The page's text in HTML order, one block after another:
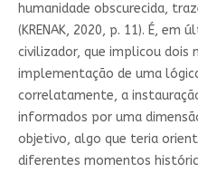
humanidade obscurecida,
(KRENAK, 2020, p. 11). É, em
civilizador, que implicou dois
implementação de uma
correlatamente, a
informados por uma
objetivo, algo que teria
diferentes momentos